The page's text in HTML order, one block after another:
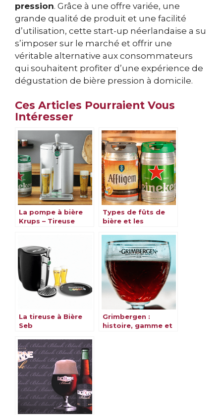
pression. Grâce à une offre variée, une
grande qualité de produit et une facilité
d’utilisation, cette start-up néerlandaise a su
s’imposer sur le marché et offrir une
véritable alternative aux consommateurs
qui souhaitent profiter d’une expérience de
dégustation de bière pression à domicile.
Ces Articles Pourraient Vous
Intéresser
La pompe à bière
Krups – Tireuse
Types de fûts de
bière et les
pour les déguster
La tireuse à Bière
Seb
Grimbergen :
histoire, gamme et